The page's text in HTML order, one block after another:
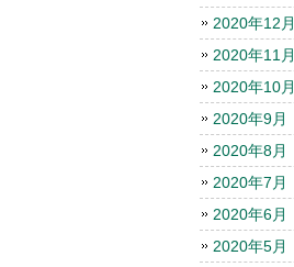
2020年12月
2020年11月
2020年10月
2020年9月
2020年8月
2020年7月
2020年6月
2020年5月